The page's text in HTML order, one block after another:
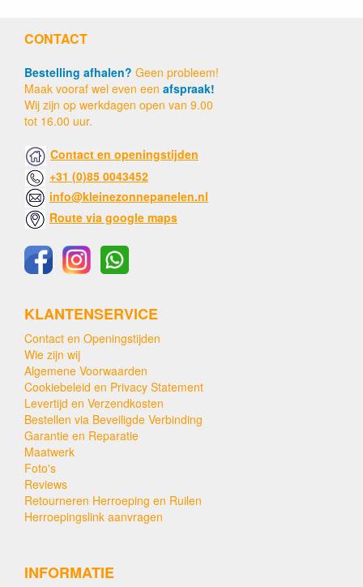
CONTACT
Bestelling afhalen? Geen probleem!
Maak vooraf wel even een afspraak!
Wij zijn op werkdagen open van 9.00
tot 16.00 uur.
Contact en openingstijden
+31 (0)85 0043452
info@kleinezonnepanelen.nl
Route via google maps
KLANTENSERVICE
Contact en Openingstijden
Wie zijn wij
Algemene Voorwaarden
Cookiebeleid en Privacy Statement
Levertijd en Verzendkosten
Bestellen via Beveiligde Verbinding
Garantie en Reparatie
Maatwerk
Foto's
Reviews
Retourneren Herroeping en Ruilen
Herroepingslink aanvragen
INFORMATIE